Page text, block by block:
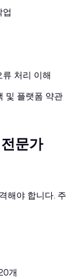
업
처리 이해
및 플랫폼 약관
문가
해야 합니다. 주
개